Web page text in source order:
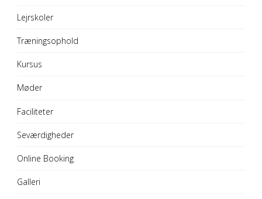
Lejrskoler
Træningsophold
Kursus
Møder
Faciliteter
Seværdigheder
Online Booking
Galleri